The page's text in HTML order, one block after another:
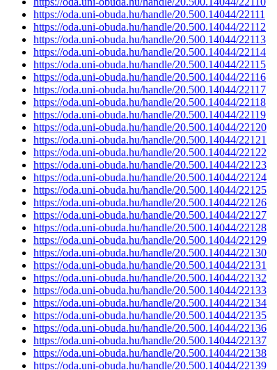
https://oda.uni-obuda.hu/handle/20.500.14044/22111
https://oda.uni-obuda.hu/handle/20.500.14044/22112
https://oda.uni-obuda.hu/handle/20.500.14044/22113
https://oda.uni-obuda.hu/handle/20.500.14044/22114
https://oda.uni-obuda.hu/handle/20.500.14044/22115
https://oda.uni-obuda.hu/handle/20.500.14044/22116
https://oda.uni-obuda.hu/handle/20.500.14044/22117
https://oda.uni-obuda.hu/handle/20.500.14044/22118
https://oda.uni-obuda.hu/handle/20.500.14044/22119
https://oda.uni-obuda.hu/handle/20.500.14044/22120
https://oda.uni-obuda.hu/handle/20.500.14044/22121
https://oda.uni-obuda.hu/handle/20.500.14044/22122
https://oda.uni-obuda.hu/handle/20.500.14044/22123
https://oda.uni-obuda.hu/handle/20.500.14044/22124
https://oda.uni-obuda.hu/handle/20.500.14044/22125
https://oda.uni-obuda.hu/handle/20.500.14044/22126
https://oda.uni-obuda.hu/handle/20.500.14044/22127
https://oda.uni-obuda.hu/handle/20.500.14044/22128
https://oda.uni-obuda.hu/handle/20.500.14044/22129
https://oda.uni-obuda.hu/handle/20.500.14044/22130
https://oda.uni-obuda.hu/handle/20.500.14044/22131
https://oda.uni-obuda.hu/handle/20.500.14044/22132
https://oda.uni-obuda.hu/handle/20.500.14044/22133
https://oda.uni-obuda.hu/handle/20.500.14044/22134
https://oda.uni-obuda.hu/handle/20.500.14044/22135
https://oda.uni-obuda.hu/handle/20.500.14044/22136
https://oda.uni-obuda.hu/handle/20.500.14044/22137
https://oda.uni-obuda.hu/handle/20.500.14044/22138
https://oda.uni-obuda.hu/handle/20.500.14044/22139